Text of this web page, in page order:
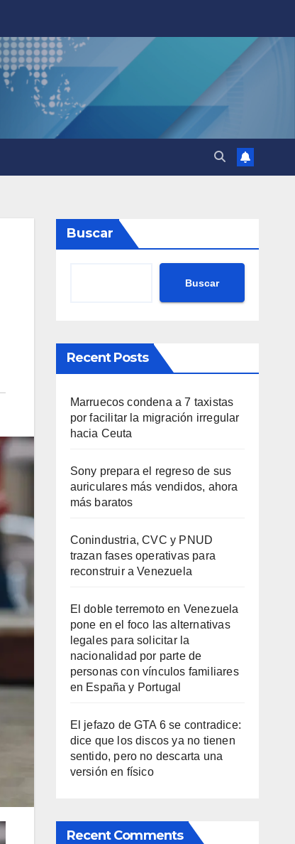
Buscar
Buscar
Recent Posts
Marruecos condena a 7 taxistas
por facilitar la migración irregular
hacia Ceuta
Sony prepara el regreso de sus
auriculares más vendidos, ahora
más baratos
Conindustria, CVC y PNUD
trazan fases operativas para
reconstruir a Venezuela
El doble terremoto en Venezuela
pone en el foco las alternativas
legales para solicitar la
nacionalidad por parte de
personas con vínculos familiares
en España y Portugal
El jefazo de GTA 6 se contradice:
dice que los discos ya no tienen
sentido, pero no descarta una
versión en físico
Recent Comments